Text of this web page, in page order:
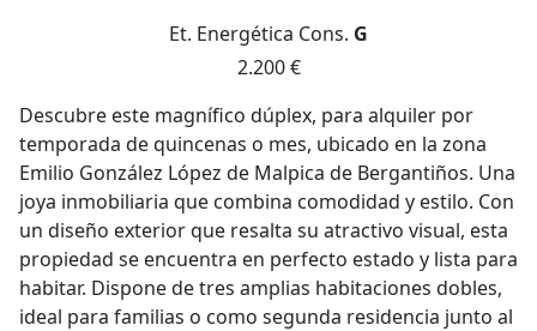
Et. Energética Cons. G
2.200 €
Descubre este magnífico dúplex, para alquiler por
temporada de quincenas o mes, ubicado en la zona
Emilio González López de Malpica de Bergantiños. Una
joya inmobiliaria que combina comodidad y estilo. Con
un diseño exterior que resalta su atractivo visual, esta
propiedad se encuentra en perfecto estado y lista para
habitar. Dispone de tres amplias habitaciones dobles,
ideal para familias o como segunda residencia junto al